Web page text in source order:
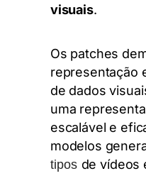
visuais.
Os patches
representação
de dados
uma
escalável e
modelos
tipos de vídeos